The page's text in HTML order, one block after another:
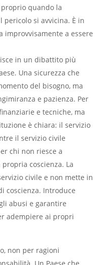
proprio quando la
si avvicina. È in
improvvisamente a essere
in un dibattito più
Una sicurezza che
del bisogno, ma
e pazienza. Per
e tecniche, ma
è chiara: il servizio
il servizio civile
chi non riesce a
coscienza. La
civile e non mette in
coscienza. Introduce
abusi e garantire
adempiere ai propri
non per ragioni